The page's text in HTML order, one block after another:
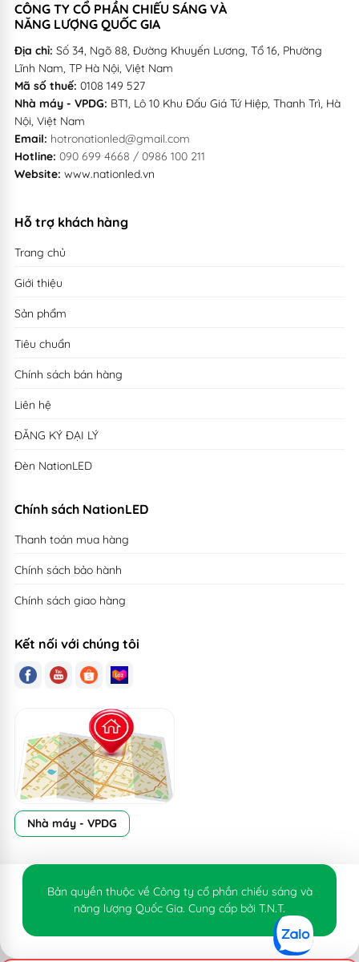
CÔNG TY CỔ PHẦN CHIẾU SÁNG VÀ
NĂNG LƯỢNG QUỐC GIA
Địa chỉ: Số 34, Ngõ 88, Đường Khuyến Lương, Tổ 16, Phường
Lĩnh Nam, TP Hà Nội, Việt Nam
Mã số thuế: 0108 149 527
Nhà máy - VPDG: BT1, Lô 10 Khu Đấu Giá Tứ Hiệp, Thanh Trì, Hà
Nội, Việt Nam
Email: hotronationled@gmail.com
Hotline: 090 699 4668 / 0986 100 211
Website: www.nationled.vn
Hỗ trợ khách hàng
Trang chủ
Giới thiệu
Sản phẩm
Tiêu chuẩn
Chính sách bán hàng
Liên hệ
ĐĂNG KÝ ĐẠI LÝ
Đèn NationLED
Chính sách NationLED
Thanh toán mua hàng
Chính sách bảo hành
Chính sách giao hàng
Kết nối với chúng tôi
Nhà máy - VPDG
Bản quyền thuộc về Công ty cổ phần chiếu sáng và
năng lượng Quốc Gia. Cung cấp bởi T.N.T.